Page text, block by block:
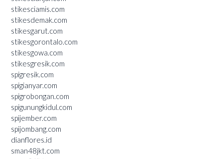
stikesciamis.com
stikesdemak.com
stikesgarut.com
stikesgorontalo.com
stikesgowa.com
stikesgresik.com
spigresik.com
spigianyar.com
spigrobongan.com
spigunungkidul.com
spijember.com
spijombang.com
dianflores.id
sman48jkt.com